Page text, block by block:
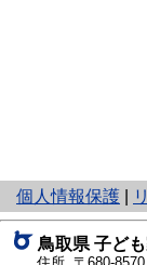
個人情報保護
と
鳥取県 子ど